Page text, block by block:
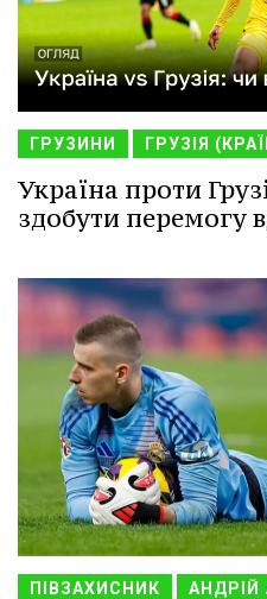
ГРУЗИНИ ГРУЗІЯ
Україна проти
здобути перемогу
ПІВЗАХИСНИК АНДРІЙ